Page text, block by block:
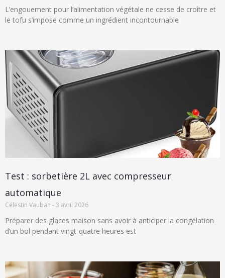
L’engouement pour l’alimentation végétale ne cesse de croître et
le tofu s’impose comme un ingrédient incontournable
Test : sorbetière 2L avec compresseur
automatique
Célestin Vauban 3 avril 2026
Préparer des glaces maison sans avoir à anticiper la congélation
d’un bol pendant vingt-quatre heures est